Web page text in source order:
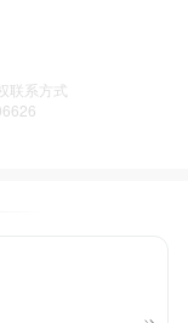
联系方式